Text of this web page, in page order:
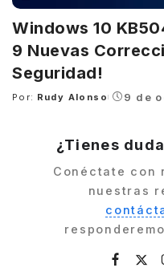
Windows 10
9 Nuevas
Seguridad!
Posted
Por: Rudy Alonso 9 de
¿Tienes
Conéctate con
nuestras